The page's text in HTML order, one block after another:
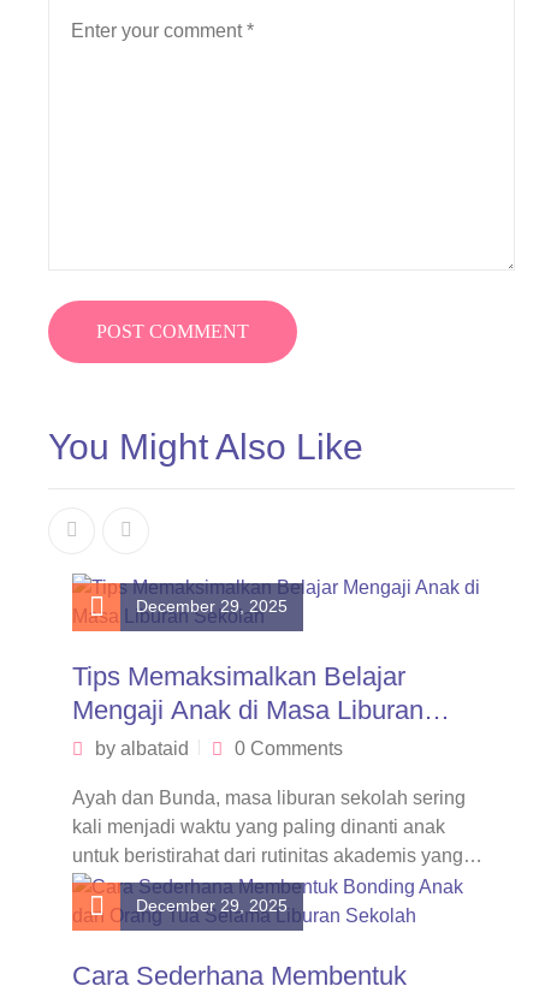
You Might Also Like
December 29, 2025
Tips Memaksimalkan Belajar
Mengaji Anak di Masa Liburan
Sekolah
by albataid 0 Comments
Ayah dan Bunda, masa liburan sekolah sering
kali menjadi waktu yang paling dinanti anak
untuk beristirahat dari rutinitas akademis yang…
December 29, 2025
Cara Sederhana Membentuk